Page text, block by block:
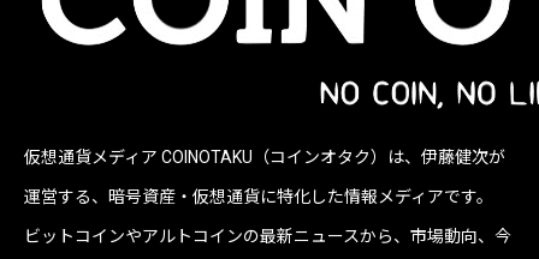
仮想通貨メディア COINOTAKU（コインオタク）は、伊藤健次が
運営する、暗号資産・仮想通貨に特化した情報メディアです。
ビットコインやアルトコインの最新ニュースから、市場動向、今